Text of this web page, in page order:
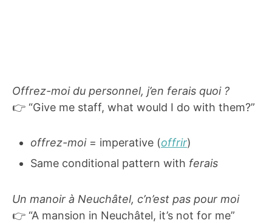
Offrez-moi du personnel, j’en ferais quoi ?
👉 “Give me staff, what would I do with them?”
offrez-moi= imperative (offrir)
Same conditional pattern with ferais
Un manoir à Neuchâtel, c’n’est pas pour moi
👉 “A mansion in Neuchâtel, it’s not for me”